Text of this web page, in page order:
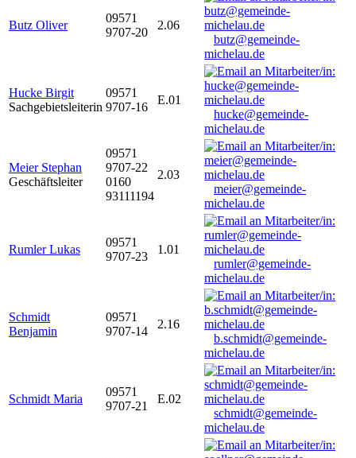
Butz Oliver
09571
9707-20
2.06
butz@gemeinde-
michelau.de
Hucke Birgit
Sachgebietsleiterin
09571
9707-16
E.01
hucke@gemeinde-
michelau.de
Meier Stephan
Geschäftsleiter
09571
9707-22
0160
93111194
2.03
meier@gemeinde-
michelau.de
Rumler Lukas
09571
9707-23
1.01
rumler@gemeinde-
michelau.de
Schmidt
Benjamin
09571
9707-14
2.16
b.schmidt@gemeinde-
michelau.de
Schmidt Maria
09571
9707-21
E.02
schmidt@gemeinde-
michelau.de